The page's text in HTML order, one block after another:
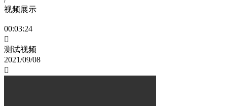
视频展示
00:03:24

测试视频
2021/09/08
